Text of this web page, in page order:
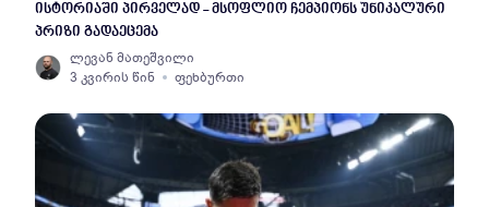
ისტორიაში პირველად - მსოფლიო ჩემპიონს უნიკალური
პრიზი გადაეცემა
ლევან მათეშვილი
3 კვირის წინ
ფეხბურთი